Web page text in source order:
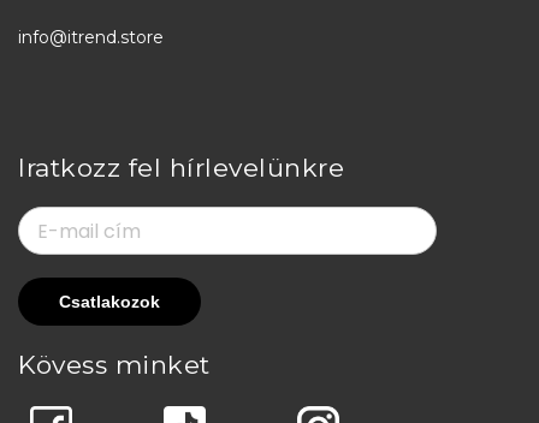
info@itrend.store
Iratkozz fel hírlevelünkre
Kövess minket